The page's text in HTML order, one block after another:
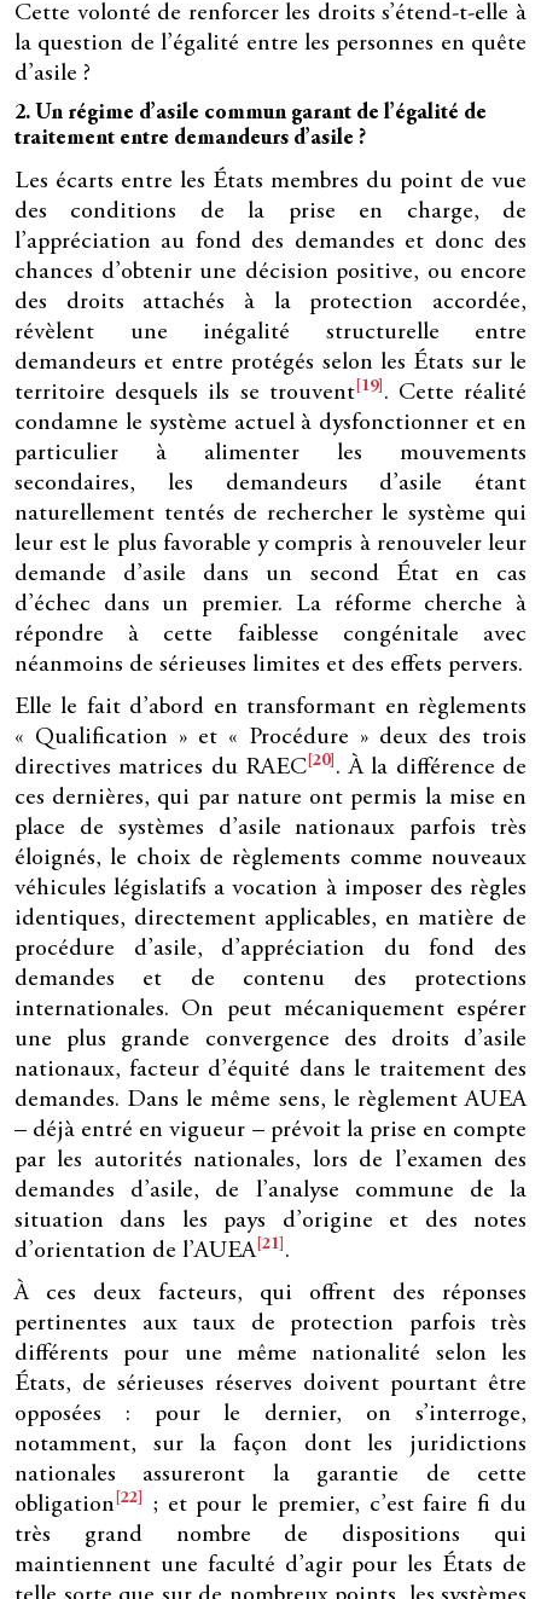
Cette volonté de renforcer les droits s’étend-t-elle à
la question de l’égalité entre les personnes en quête
d’asile ?
2. Un régime d’asile commun garant de l’égalité de
traitement entre demandeurs d’asile ?
Les écarts entre les États membres du point de vue
des conditions de la prise en charge, de
l’appréciation au fond des demandes et donc des
chances d’obtenir une décision positive, ou encore
des droits attachés à la protection accordée,
révèlent une inégalité structurelle entre
demandeurs et entre protégés selon les États sur le
territoire desquels ils se trouvent[19] . Cette réalité
condamne le système actuel à dysfonctionner et en
particulier à alimenter les mouvements
secondaires, les demandeurs d’asile étant
naturellement tentés de rechercher le système qui
leur est le plus favorable y compris à renouveler leur
demande d’asile dans un second État en cas
d’échec dans un premier. La réforme cherche à
répondre à cette faiblesse congénitale avec
néanmoins de sérieuses limites et des effets pervers.
Elle le fait d’abord en transformant en règlements
« Qualification » et « Procédure » deux des trois
directives matrices du RAEC [20] . À la différence de
ces dernières, qui par nature ont permis la mise en
place de systèmes d’asile nationaux parfois très
éloignés, le choix de règlements comme nouveaux
véhicules législatifs a vocation à imposer des règles
identiques, directement applicables, en matière de
procédure d’asile, d’appréciation du fond des
demandes et de contenu des protections
internationales. On peut mécaniquement espérer
une plus grande convergence des droits d’asile
nationaux, facteur d’équité dans le traitement des
demandes. Dans le même sens, le règlement AUEA
– déjà entré en vigueur – prévoit la prise en compte
par les autorités nationales, lors de l’examen des
demandes d’asile, de l’analyse commune de la
situation dans les pays d’origine et des notes
d’orientation de l’AUEA [21] .
À ces deux facteurs, qui offrent des réponses
pertinentes aux taux de protection parfois très
différents pour une même nationalité selon les
États, de sérieuses réserves doivent pourtant être
opposées : pour le dernier, on s’interroge,
notamment, sur la façon dont les juridictions
nationales assureront la garantie de cette
obligation [22]
; et pour le premier, c’est faire fi du
très grand nombre de dispositions qui
maintiennent une faculté d’agir pour les États de